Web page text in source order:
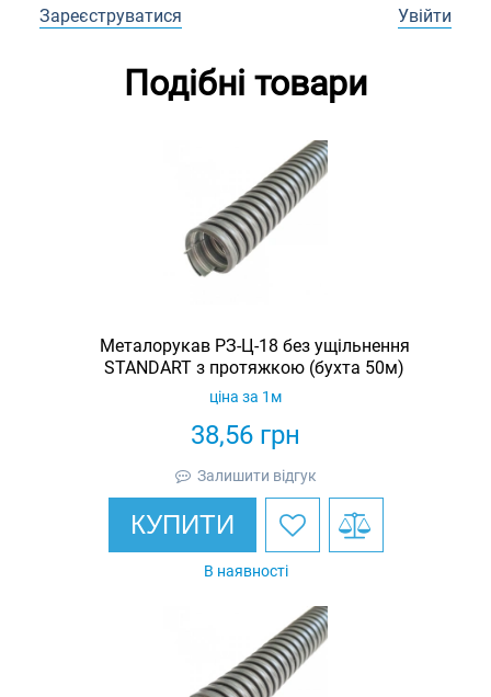
Зареєструватися Увійти
Подібні товари
Металорукав РЗ-Ц-18 без ущільнення
STANDART з протяжкою (бухта 50м)
38,56 грн
ціна за 1м
Залишити відгук
КУПИТИ
В наявності